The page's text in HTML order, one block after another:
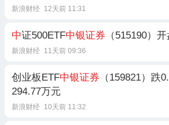
新浪财经 12天前 11:31
中证500ETF中银证券 （515190）
新浪财经 11天前 09:36
创业板ETF中银证券 （159821）跌
294.77万元
新浪财经 10天前 11:32